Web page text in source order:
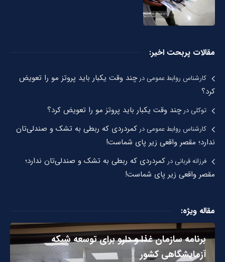
مقالات پربحت اخیر:
کارشناس روابط عمومیدرچند وقت یکبار باید پروتز مو را تعویض
کرد؟
توکلیدرچند وقت یکبار باید پروتز مو را تعویض کرد؟
کارشناس روابط عمومیدرکمردردی که ربطی به تشک و صندلی‌تان
ندارد؛ مقصر واقعی زیر پای شماست!
فرزانه قربانیدرکمردردی که ربطی به تشک و صندلی‌تان ندارد؛
مقصر واقعی زیر پای شماست!
مقاله ویژه:
برنامه سازمان غذا و دارو برای توسعه شبکه
آزمایشگاهی کشور